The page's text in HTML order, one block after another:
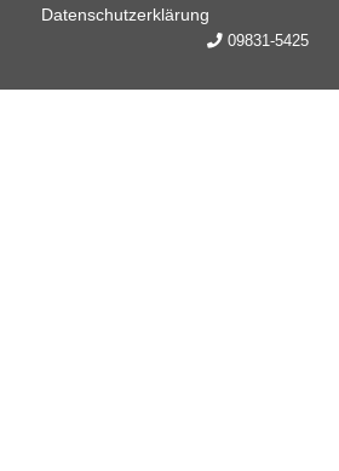
Datenschutzerklärung
09831-5425